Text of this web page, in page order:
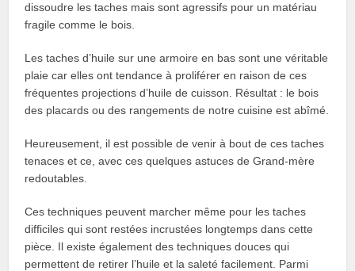
dissoudre les taches mais sont agressifs pour un matériau
fragile comme le bois.
Les taches d’huile sur une armoire en bas sont une véritable
plaie car elles ont tendance à proliférer en raison de ces
fréquentes projections d’huile de cuisson. Résultat : le bois
des placards ou des rangements de notre cuisine est abîmé.
Heureusement, il est possible de venir à bout de ces taches
tenaces et ce, avec ces quelques astuces de Grand-mère
redoutables.
Ces techniques peuvent marcher même pour les taches
difficiles qui sont restées incrustées longtemps dans cette
pièce. Il existe également des techniques douces qui
permettent de retirer l’huile et la saleté facilement. Parmi